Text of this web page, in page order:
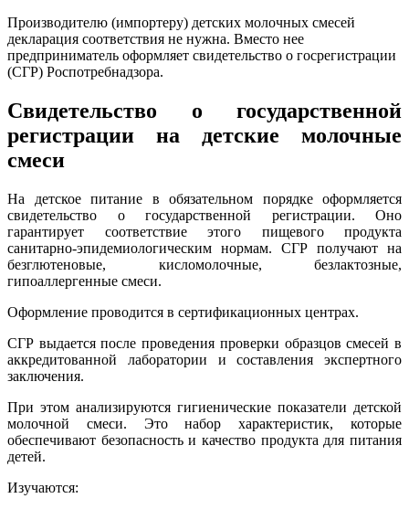
Производителю (импортеру) детских молочных смесей
декларация соответствия не нужна. Вместо нее
предприниматель оформляет свидетельство о госрегистрации
(СГР) Роспотребнадзора.
Свидетельство о государственной
регистрации на детские молочные
смеси
На детское питание в обязательном порядке оформляется
свидетельство о государственной регистрации. Оно
гарантирует соответствие этого пищевого продукта
санитарно-эпидемиологическим нормам. СГР получают на
безглютеновые, кисломолочные, безлактозные,
гипоаллергенные смеси.
Оформление проводится в сертификационных центрах.
СГР выдается после проведения проверки образцов смесей в
аккредитованной лаборатории и составления экспертного
заключения.
При этом анализируются гигиенические показатели детской
молочной смеси. Это набор характеристик, которые
обеспечивают безопасность и качество продукта для питания
детей.
Изучаются: